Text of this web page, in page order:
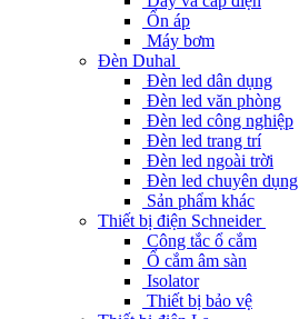
Ổn áp
Máy bơm
Đèn Duhal
Đèn led dân dụng
Đèn led văn phòng
Đèn led công nghiệp
Đèn led trang trí
Đèn led ngoài trời
Đèn led chuyên dụng
Sản phẩm khác
Thiết bị điện Schneider
Công tắc ổ cắm
Ổ cắm âm sàn
Isolator
Thiết bị bảo vệ